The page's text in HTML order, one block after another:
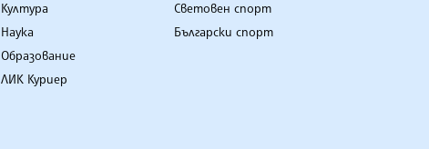
Култура
Наука
Образование
ЛИК Куриер
Световен спорт
Български спорт